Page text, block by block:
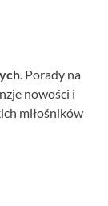
. Porady na
nowości i
miłośników